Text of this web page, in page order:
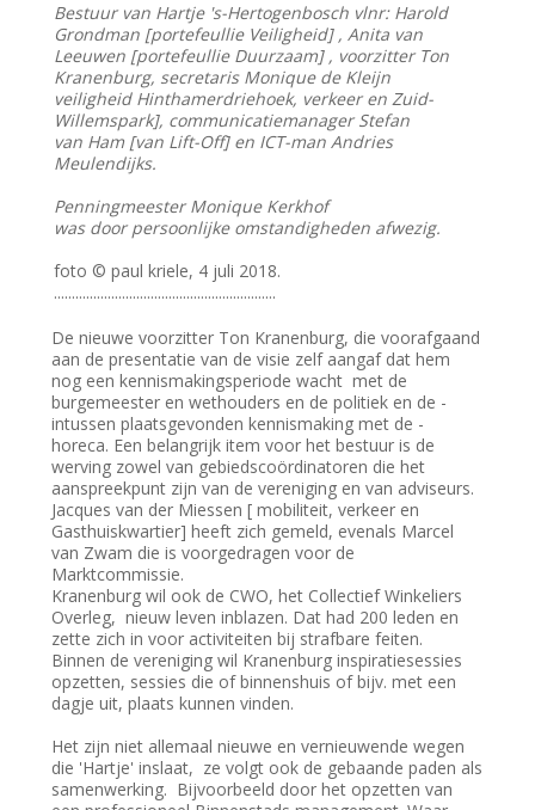
Bestuur van Hartje 's-Hertogenbosch vlnr: Harold
Grondman [portefeullie Veiligheid] , Anita van
Leeuwen [portefeullie Duurzaam] , voorzitter Ton
Kranenburg, secretaris Monique de Kleijn
veiligheid Hinthamerdriehoek, verkeer en Zuid-
Willemspark], communicatiemanager Stefan
van Ham [van Lift-Off] en ICT-man Andries
Meulendijks.
Penningmeester Monique Kerkhof
was door persoonlijke omstandigheden afwezig.
foto © paul kriele, 4 juli 2018.
..............................................................
De nieuwe voorzitter Ton Kranenburg, die voorafgaand
aan de presentatie van de visie zelf aangaf dat hem
nog een kennismakingsperiode wacht met de
burgemeester en wethouders en de politiek en de -
intussen plaatsgevonden kennismaking met de -
horeca. Een belangrijk item voor het bestuur is de
werving zowel van gebiedscoördinatoren die het
aanspreekpunt zijn van de vereniging en van adviseurs.
Jacques van der Miessen [ mobiliteit, verkeer en
Gasthuiskwartier] heeft zich gemeld, evenals Marcel
van Zwam die is voorgedragen voor de
Marktcommissie.
Kranenburg wil ook de CWO, het Collectief Winkeliers
Overleg, nieuw leven inblazen. Dat had 200 leden en
zette zich in voor activiteiten bij strafbare feiten.
Binnen de vereniging wil Kranenburg inspiratiesessies
opzetten, sessies die of binnenshuis of bijv. met een
dagje uit, plaats kunnen vinden.
Het zijn niet allemaal nieuwe en vernieuwende wegen
die 'Hartje' inslaat, ze volgt ook de gebaande paden als
samenwerking. Bijvoorbeeld door het opzetten van